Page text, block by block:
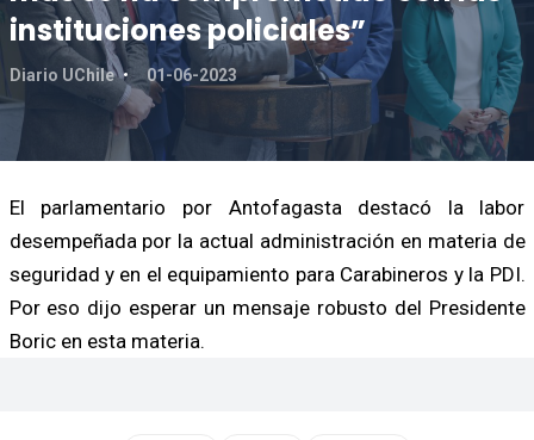
instituciones policiales”
Diario UChile 01-06-2023
El parlamentario por Antofagasta destacó la labor
desempeñada por la actual administración en materia de
seguridad y en el equipamiento para Carabineros y la PDI.
Por eso dijo esperar un mensaje robusto del Presidente
Boric en esta materia.